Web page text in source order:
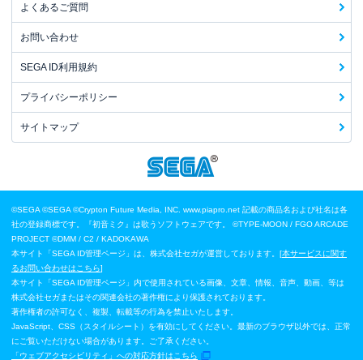
よくあるご質問
お問い合わせ
SEGA ID利用規約
プライバシーポリシー
サイトマップ
©SEGA ©SEGA ©Crypton Future Media, INC. www.piapro.net 記載の商品名および社名は各
社の登録商標です。『初音ミク』は歌うソフトウェアです。
©TYPE-MOON / FGO ARCADE
PROJECT ©DMM / C2 / KADOKAWA
本サイト「SEGA ID管理ページ」は、株式会社セガが運営しております。[本サービスに関す
るお問い合わせはこちら]
本サイト「SEGA ID管理ページ」内で使用されている画像、文章、情報、音声、動画、等は
株式会社セガまたはその関連会社の著作権により保護されております。
著作権者の許可なく、複製、転載等の行為を禁止いたします。
JavaScript、CSS（スタイルシート）を有効にしてください。最新のブラウザ以外では、正常
にご覧いただけない場合があります。ご了承ください。
「ウェブアクセシビリティ」への対応方針はこちら